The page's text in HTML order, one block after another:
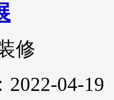
修
2022-04-19